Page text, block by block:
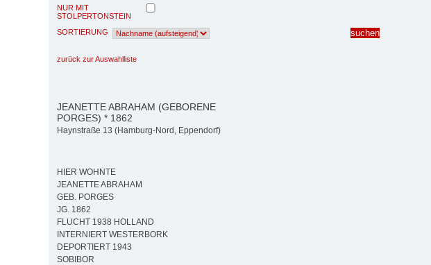
NUR MIT
STOLPERTONSTEIN
SORTIERUNG
zurück zur Auswahlliste
JEANETTE ABRAHAM (GEBORENE
PORGES) * 1862
Haynstraße 13 (Hamburg-Nord, Eppendorf)
HIER WOHNTE
JEANETTE ABRAHAM
GEB. PORGES
JG. 1862
FLUCHT 1938 HOLLAND
INTERNIERT WESTERBORK
DEPORTIERT 1943
SOBIBOR